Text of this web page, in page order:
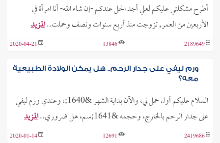
أطرح مشكلتي عليكم لعلي أجد الحل عندكم -إن شاء الله- أنا امرأة في
الأربعين من العمر, تزوجت منذ أربع سنوات ونصف وحملت..المزيد
2189649
13846
2020-04-21
ورم ليفي على جدار الرحم.. هل يمكن الولادة الطبيعية
معه؟
السلام عليكم أول حمل لي، والآن بداية الشهر &1640;، وعندي ورم ليفي
على جدار الرحم بالخارج، وحجمه &1641;سم، هل ضروري..
المزيد
2419686
12691
2020-01-14